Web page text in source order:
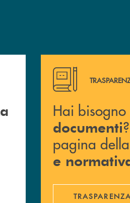
Hai bisogno di
Hai
documenti
pagina della
e